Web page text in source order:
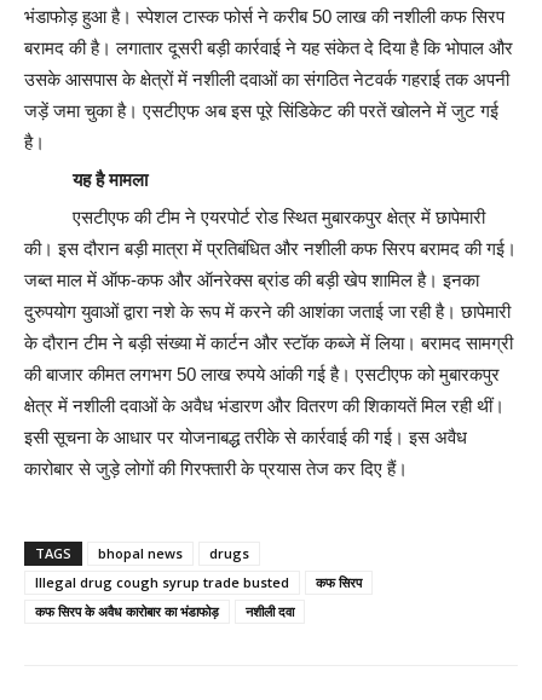
भंडाफोड़ हुआ है। स्पेशल टास्क फोर्स ने करीब 50 लाख की नशीली कफ सिरप
बरामद की है। लगातार दूसरी बड़ी कार्रवाई ने यह संकेत दे दिया है कि भोपाल और
उसके आसपास के क्षेत्रों में नशीली दवाओं का संगठित नेटवर्क गहराई तक अपनी
जड़ें जमा चुका है। एसटीएफ अब इस पूरे सिंडिकेट की परतें खोलने में जुट गई
है।
यह है मामला
एसटीएफ की टीम ने एयरपोर्ट रोड स्थित मुबारकपुर क्षेत्र में छापेमारी
की। इस दौरान बड़ी मात्रा में प्रतिबंधित और नशीली कफ सिरप बरामद की गई।
जब्त माल में ऑफ-कफ और ऑनरेक्स ब्रांड की बड़ी खेप शामिल है। इनका
दुरुपयोग युवाओं द्वारा नशे के रूप में करने की आशंका जताई जा रही है। छापेमारी
के दौरान टीम ने बड़ी संख्या में कार्टन और स्टॉक कब्जे में लिया। बरामद सामग्री
की बाजार कीमत लगभग 50 लाख रुपये आंकी गई है। एसटीएफ को मुबारकपुर
क्षेत्र में नशीली दवाओं के अवैध भंडारण और वितरण की शिकायतें मिल रही थीं।
इसी सूचना के आधार पर योजनाबद्ध तरीके से कार्रवाई की गई। इस अवैध
कारोबार से जुड़े लोगों की गिरफ्तारी के प्रयास तेज कर दिए हैं।
TAGS bhopal news
drugs
Illegal drug cough syrup trade busted
कफ सिरप
कफ सिरप के अवैध कारोबार का भंडाफोड़
नशीली दवा